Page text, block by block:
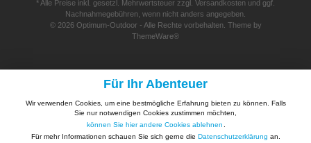
* Alle Preise inkl. gesetzl. Mehrwertsteuer zzgl. Versandkosten und ggf.
Nachnahmegebühren, wenn nicht anders angegeben.
© 2026 Optimum-Outdoor - Alle Rechte vorbehalten. Theme by
ThemeWare®
Für Ihr Abenteuer
Wir verwenden Cookies, um eine bestmögliche Erfahrung bieten zu können. Falls
Sie nur notwendigen Cookies zustimmen möchten,
können Sie hier andere Cookies ablehnen
Für mehr Informationen schauen Sie sich gerne die Datenschutzerklärung an.